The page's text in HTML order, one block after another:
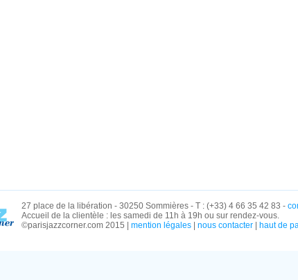
27 place de la libération - 30250 Sommières - T : (+33) 4 66 35 42 83 -
Accueil de la clientèle : les samedi de 11h à 19h ou sur rendez-vous.
©parisjazzcorner.com 2015 | mention légales nous contacter haut de